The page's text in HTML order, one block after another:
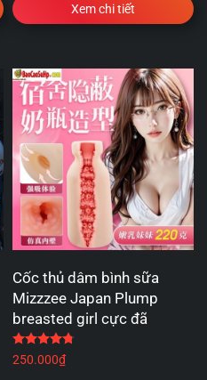
Xem chi tiết
5 sao
Cốc thủ dâm bình sữa
Mizzzee Japan Plump
breasted girl cực đã
250.000₫